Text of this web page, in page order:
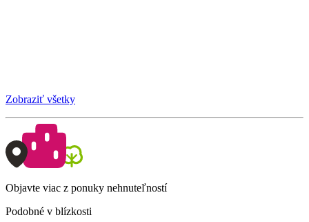
Zobraziť všetky
Objavte viac z ponuky nehnuteľností
Podobné v blízkosti